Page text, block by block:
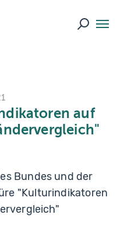
Suche
auf
Bundes und der
"Kulturindikatoren